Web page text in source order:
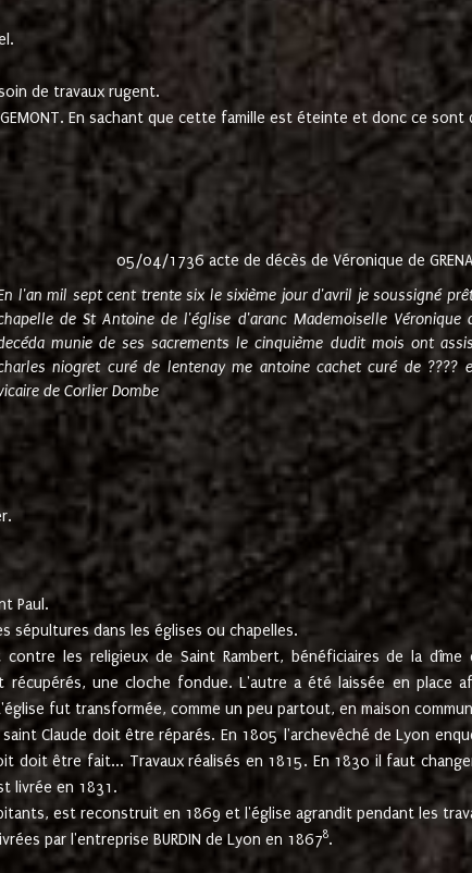
de travaux rugent.
En sachant que cette famille est éteinte et donc ce sont
05/04/1736 acte de décès de Véronique de
l'an mil sept cent trente six le sixième jour d'avril je soussigné
de St Antoine de l'église d'aranc Mademoiselle Véronique
munie de ses sacrements le cinquième dudit mois ont
niogret curé de lentenay me antoine cachet curé de ????
de Corlier Dombe
Paul.
sépultures dans les églises ou chapelles.
les religieux de Saint Rambert, bénéficiaires de la
récupérés, une cloche fondue. L'autre a été laissée en place
fut transformée, comme un peu partout, en maison
Claude doit être réparés. En 1805 l'archevêché de Lyon
doit être fait... Travaux réalisés en 1815. En 1830 il faut
livrée en 1831.
est reconstruit en 1869 et l'église agrandit pendant les
par l'entreprise BURDIN de Lyon en 18678.